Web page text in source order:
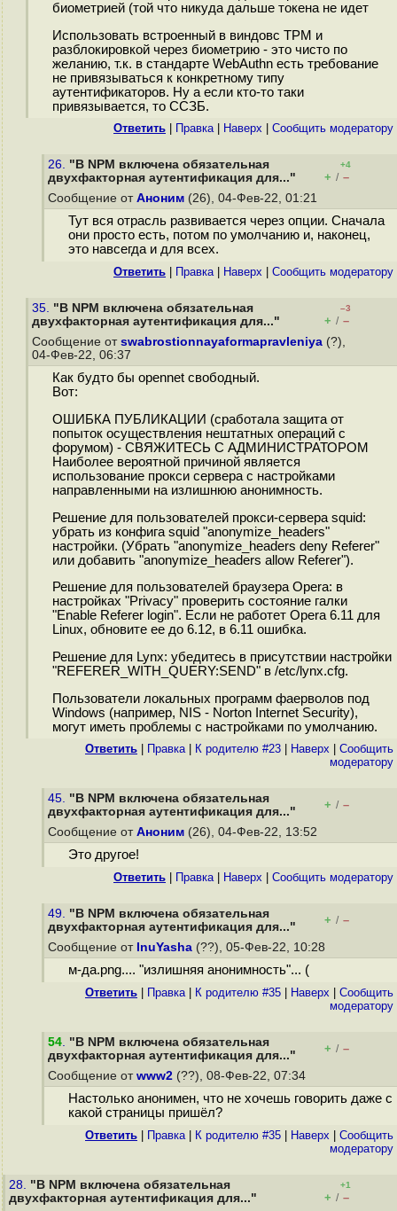
биометрией (той что никуда дальше токена не идет
Использовать встроенный в виндовс TPM и
разблокировкой через биометрию - это чисто по
желанию, т.к. в стандарте WebAuthn есть требование
не привязываться к конкретному типу
аутентификаторов. Ну а если кто-то таки
привязывается, то ССЗБ.
Ответить Правка| Наверх Cообщить модератору
26. "В NPM включена обязательная
двухфакторная аутентификация для..."
+4
+ / –
Сообщение от Аноним (26), 04-Фев-22, 01:21
Тут вся отрасль развивается через опции. Сначала
они просто есть, потом по умолчанию и, наконец,
это навсегда и для всех.
Ответить Правка| Наверх Cообщить модератору
35. "В NPM включена обязательная
двухфакторная аутентификация для..."
–3
+ / –
Сообщение от swabrostionnayaformapravleniya (?),
04-Фев-22, 06:37
Как будто бы opennet свободный.
Вот:
ОШИБКА ПУБЛИКАЦИИ (сработала защита от
попыток осуществления нештатных операций с
форумом) - СВЯЖИТЕСЬ С АДМИНИСТРАТОРОМ
Наиболее вероятной причиной является
использование прокси сервера с настройками
направленными на излишнюю анонимность.
Решение для пользователей прокси-сервера squid:
убрать из конфига squid "anonymize_headers"
настройки. (Убрать "anonymize_headers deny Referer"
или добавить "anonymize_headers allow Referer").
Решение для пользователей браузера Opera: в
настройках "Privacy" проверить состояние галки
"Enable Referer login". Если не работет Opera 6.11 для
Linux, обновите ее до 6.12, в 6.11 ошибка.
Решение для Lynx: убедитесь в присутствии настройки
"REFERER_WITH_QUERY:SEND" в /etc/lynx.cfg.
Пользователи локальных программ фаерволов под
Windows (например, NIS - Norton Internet Security),
могут иметь проблемы с настройками по умолчанию.
Ответить Правка| К родителю #23 Наверх
Cообщить
модератору
45. "В NPM включена обязательная
двухфакторная аутентификация для..."
+ / –
Сообщение от Аноним (26), 04-Фев-22, 13:52
Это другое!
Ответить Правка| Наверх Cообщить модератору
49. "В NPM включена обязательная
двухфакторная аутентификация для..."
+ / –
Сообщение от InuYasha (??), 05-Фев-22, 10:28
м-да.png.... "излишняя анонимность"... (
Ответить Правка| К родителю #35 Наверх
Cообщить
модератору
54. "В NPM включена обязательная
двухфакторная аутентификация для..."
+ / –
Сообщение от www2 (??), 08-Фев-22, 07:34
Настолько анонимен, что не хочешь говорить даже с
какой страницы пришёл?
Ответить Правка| К родителю #35 Наверх
Cообщить
модератору
28. "В NPM включена обязательная
двухфакторная аутентификация для..."
+1
+ / –